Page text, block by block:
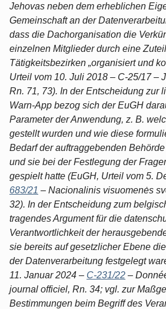
Jehovas neben dem erheblichen
Gemeinschaft an der
dass die Dachorganisation die
einzelnen Mitglieder durch eine
Tätigkeitsbezirken „organisiert und
Urteil vom 10. Juli 2018 – C-25/​17 –
Rn. 71, 73). In der Entscheidung zur
Warn-App bezog sich der EuGH
Parameter der Anwendung, z. B.
gestellt wurden und wie diese
Bedarf der auftraggebenden
und sie bei der Festlegung der
gespielt hatte (EuGH, Urteil vom 5.
683/21 – Nacionalinis visuomenės
32). In der Entscheidung zum
tragendes Argument für die
Verantwortlichkeit der
sie bereits auf gesetzlicher Ebene
der Datenverarbeitung festgelegt
11. Januar 2024 – C-231/22 –
journal officiel, Rn. 34; vgl. zur
Bestimmungen beim Begriff des